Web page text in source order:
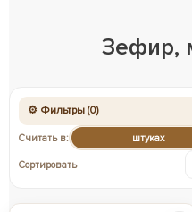
Зефир,
⚙ Фильтры (0)
Считать в: штуках
Сортировать